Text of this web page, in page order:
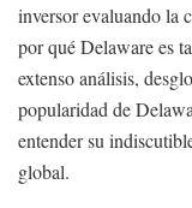
inversor evaluando la
por qué Delaware es
extenso análisis,
popularidad de
entender su
global.